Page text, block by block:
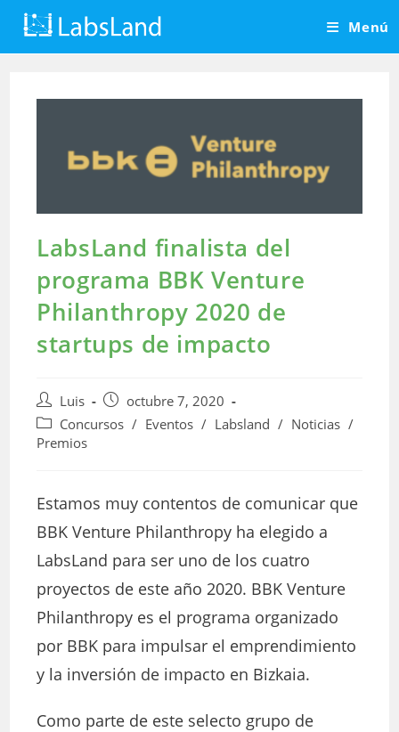
Saltar
contenido
Menú
LabsLand finalista del
programa BBK Venture
Philanthropy 2020 de
startups de impacto
Autor
de
la
Luis
Publicación
de
octubre 7, 2020
Categoría
de
Concursos / Eventos / Labsland / Noticias /
Premios
Estamos muy contentos de comunicar que
BBK Venture Philanthropy ha elegido a
LabsLand para ser uno de los cuatro
proyectos de este año 2020. BBK Venture
Philanthropy es el programa organizado
por BBK para impulsar el emprendimiento
y la inversión de impacto en Bizkaia.
Como parte de este selecto grupo de